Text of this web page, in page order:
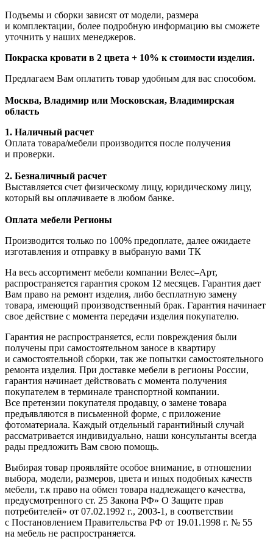
Подъемы и сборки зависят от модели, размера
и комплектации, более подробную информацию вы сможете
уточнить у наших менеджеров.
Покраска кровати в 2 цвета + 10% к стоимости изделия.
Предлагаем Вам оплатить товар удобным для вас способом.
Москва, Владимир или Московская, Владимирская
область
1. Наличный расчет
Оплата товара/мебели производится после получения
и проверки.
2. Безналичный расчет
Выставляется счет физическому лицу, юридическому лицу,
который вы оплачиваете в любом банке.
Оплата мебели Регионы
Производится только по 100% предоплате, далее ожидаете
изготавления и отправку в выбраную вами ТК
На весь ассортимент мебели компании Велес–Арт,
распространяется гарантия сроком 12 месяцев. Гарантия дает
Вам право на ремонт изделия, либо бесплатную замену
товара, имеющий производственный брак. Гарантия начинает
свое действие с момента передачи изделия покупателю.
Гарантия не распространяется, если повреждения были
получены при самостоятельном заносе в квартиру
и самостоятельной сборки, так же попытки самостоятельного
ремонта изделия. При доставке мебели в регионы России,
гарантия начинает действовать с момента получения
покупателем в терминале транспортной компании.
Все претензии покупателя продавцу, о замене товара
предъявляются в письменной форме, с приложение
фотоматериала. Каждый отдельный гарантийный случай
рассматривается индивидуально, наши консультанты всегда
рады предложить Вам свою помощь.
Выбирая товар проявляйте особое внимание, в отношении
выбора, модели, размеров, цвета и иных подобных качеств
мебели, т.к право на обмен товара надлежащего качества,
предусмотренного ст. 25 Закона РФ» О Защите прав
потребителей» от 07.02.1992 г., 2003-1, в соответствии
с Постановлением Правительства РФ от 19.01.1998 г. № 55
на мебель не распространяется.